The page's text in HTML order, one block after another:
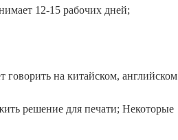
12-15 рабочих дней;
на китайском, английском
решение для печати; Некоторые